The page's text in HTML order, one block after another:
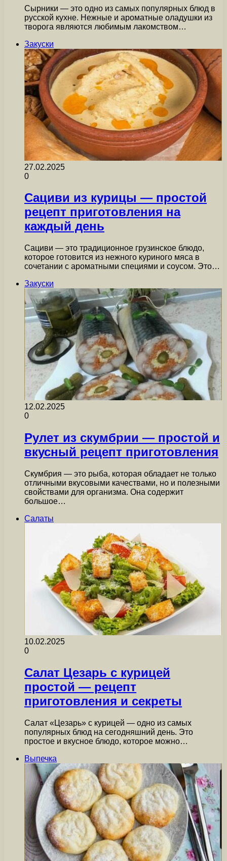
Сырники — это одно из самых популярных блюд в
русской кухне. Нежные и ароматные оладушки из
творога являются любимым лакомством…
Закуски
27.02.2025
0
Сациви из курицы — простой
рецепт приготовления на
каждый день
Сациви — это традиционное грузинское блюдо,
которое готовится из нежного куриного мяса в
сочетании с ароматными специями и соусом. Это…
Закуски
12.02.2025
0
Рулет из скумбрии — простой и
вкусный рецепт приготовления
Скумбрия — это рыба, которая обладает не только
отличными вкусовыми качествами, но и полезными
свойствами для организма. Она содержит
большое…
Салаты
10.02.2025
0
Салат Цезарь с курицей
простой — рецепт
приготовления и секреты
Салат «Цезарь» с курицей — одно из самых
популярных блюд на сегодняшний день. Это
простое и вкусное блюдо, которое можно…
Выпечка